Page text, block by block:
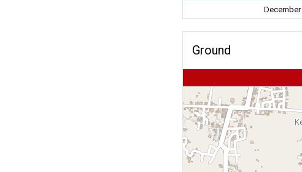
December
Ground